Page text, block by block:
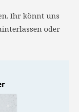
Ihr könnt uns
oder